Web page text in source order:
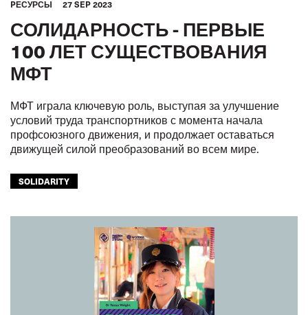
PЕСУРСЫ 27 SEP 2023
СОЛИДАРНОСТЬ - ПЕРВЫЕ
100 ЛЕТ СУЩЕСТВОВАНИЯ
МФТ
МФТ играла ключевую роль, выступая за улучшение
условий труда транспортников с момента начала
профсоюзного движения, и продолжает оставаться
движущей силой преобразований во всем мире.
SOLIDARITY